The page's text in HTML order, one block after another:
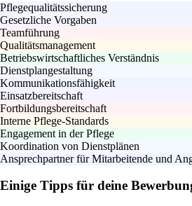
Pflegequalitätssicherung
Gesetzliche Vorgaben
Teamführung
Qualitätsmanagement
Betriebswirtschaftliches Verständnis
Dienstplangestaltung
Kommunikationsfähigkeit
Einsatzbereitschaft
Fortbildungsbereitschaft
Interne Pflege-Standards
Engagement in der Pflege
Koordination von Dienstplänen
Ansprechpartner für Mitarbeitende und
Einige Tipps für deine